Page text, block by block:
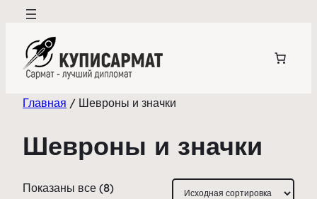
Перейти
содержимому
Главная / Шевроны и значки
Шевроны и значки
Показаны все (8)